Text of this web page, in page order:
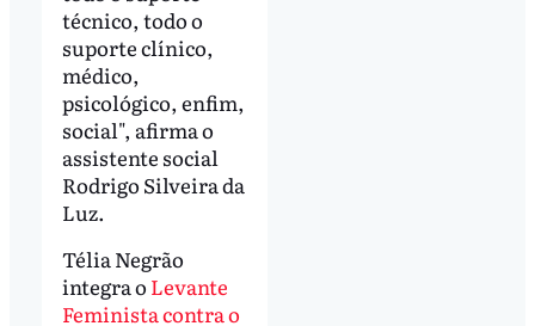
técnico, todo o
suporte clínico,
médico,
psicológico, enfim,
social", afirma o
assistente social
Rodrigo Silveira da
Luz.
Télia Negrão
integra o Levante
Feminista contra o